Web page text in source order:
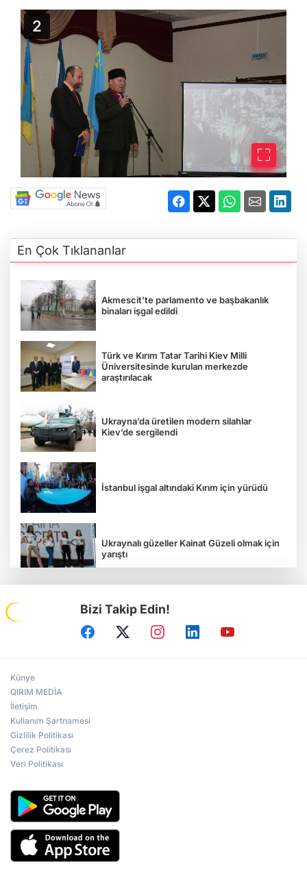
En Çok Tıklananlar
Akmescit’te parlamento ve başbakanlık
binaları işgal edildi
Türk ve Kırım Tatar Tarihi Kiev Milli
Üniversitesinde kurulan merkezde
araştırılacak
Ukrayna’da üretilen modern silahlar
Kiev’de sergilendi
İstanbul işgal altındaki Kırım için yürüdü
Ukraynalı güzeller Kainat Güzeli olmak için
yarıştı
Tavriya Milli Üniversitesi 100 yaşında
Kiev’de Kırım’ın Rus İşgaline Direniş Günü
“İşgal Koşullarında Kırım” konulu
uluslararası forum
Bizi Takip Edin!
Künye
QIRIM MEDİA
İletişim
Kullanım Şartnamesi
Gizlilik Politikası
Çerez Politikası
Veri Politikası